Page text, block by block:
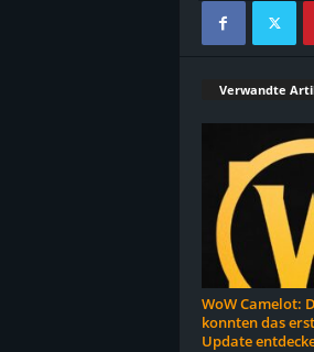
Verwandte
WoW Camelot:
konnten das
Update